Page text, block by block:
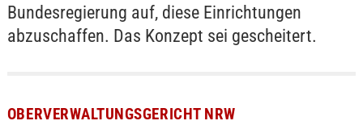
Bundesregierung auf, diese Einrichtungen
abzuschaffen. Das Konzept sei gescheitert.
OBERVERWALTUNGSGERICHT NRW